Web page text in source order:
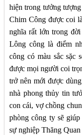
hiện trong tưởng
Chim Công được coi
nghĩa rất lớn trong
Lông công là điểm
công có màu sắc sặc
được mọi người coi
trở nên mới được
nhà phong thủy tin
con cái, vợ chồng
phòng công ty sẽ
sự nghiệp Thăng